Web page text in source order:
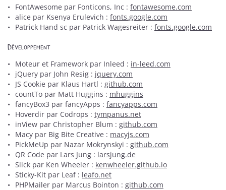
AVIS
ACTUALITÉS
FontAwesome par Fonticons, Inc : fontawesome.com
alice par Ksenya Erulevich : fonts.google.com
Patrick Hand sc par Patrick Wagesreiter : fonts.google.com
Développement
Moteur et Framework par Inleed : in-leed.com
jQuery par John Resig : jquery.com
JS Cookie par Klaus Hartl : github.com
countTo par Matt Huggins : mhuggins
fancyBox3 par fancyApps : fancyapps.com
Hoverdir par Codrops : tympanus.net
inView par Christopher Blum : github.com
Macy par Big Bite Creative : macyjs.com
PickMeUp par Nazar Mokrynskyi : github.com
QR Code par Lars Jung : larsjung.de
Slick par Ken Wheeler : kenwheeler.github.io
Sticky-Kit par Leaf : leafo.net
PHPMailer par Marcus Bointon : github.com